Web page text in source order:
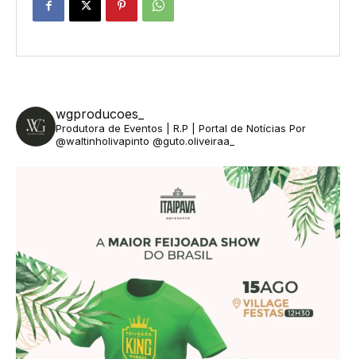
wgproducoes_
Produtora de Eventos | R.P | Portal de Notícias Por
@waltinholivapinto @guto.oliveiraa_